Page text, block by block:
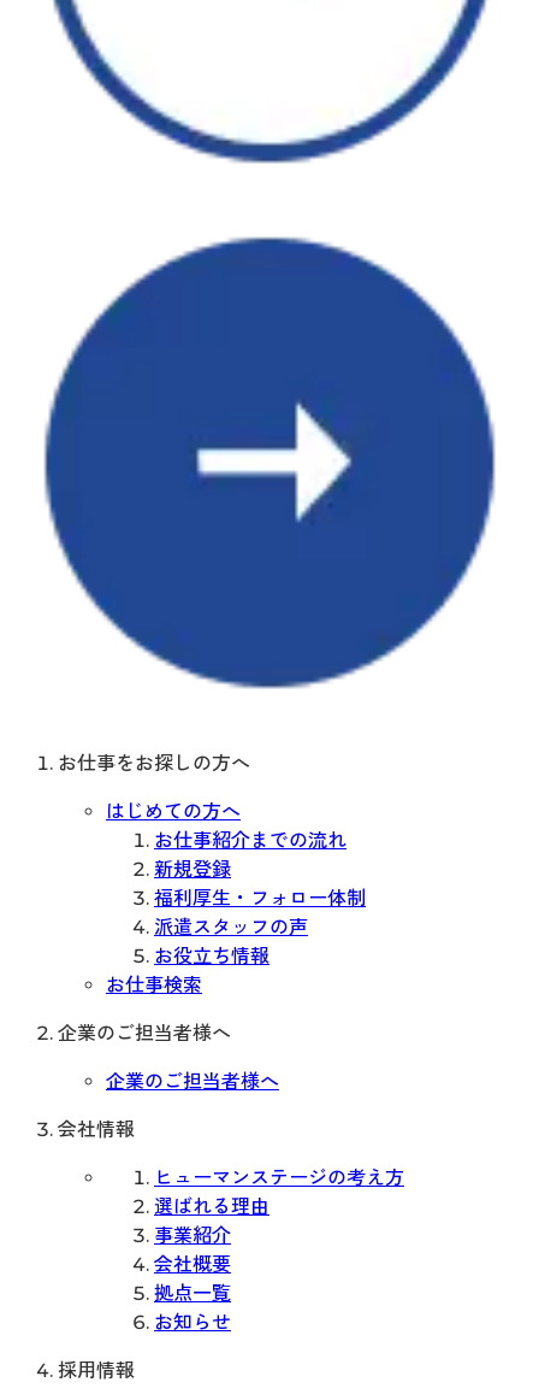
お仕事をお探しの方へ
はじめての方へ
お仕事紹介までの流れ
新規登録
福利厚生・フォロー体制
派遣スタッフの声
お役立ち情報
お仕事検索
企業のご担当者様へ
企業のご担当者様へ
会社情報
ヒューマンステージの考え方
選ばれる理由
事業紹介
会社概要
拠点一覧
お知らせ
採用情報